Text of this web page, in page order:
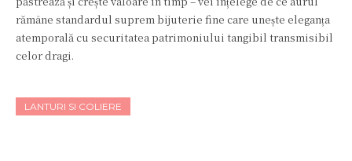
rămâne standardul suprem bijuterie fine care unește eleganța
atemporală cu securitatea patrimoniului tangibil transmisibil
celor dragi.
LANTURI SI COLIERE